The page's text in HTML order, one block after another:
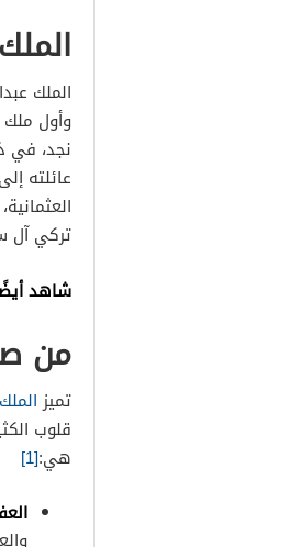
الملك
وأول
عائلته
تركي آل
شاهد
من
تميز
قلوب
هي:[1]